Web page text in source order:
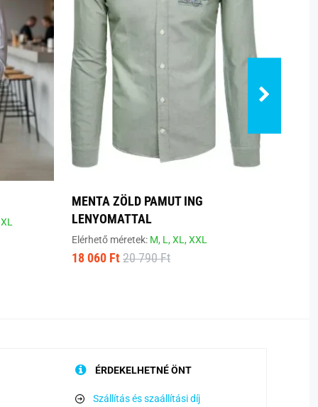
MENTA ZÖLD PAMUT ING
LENYOMATTAL
Elérhető méretek: M, L,XL,XXL
18 060 Ft 20 790 Ft
ÉRDEKELHETNÉ ÖNT
Szállítás és szaállítási díj